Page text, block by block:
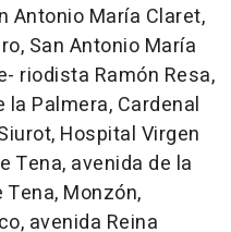
Antonio María Claret,
San Antonio María
riodista Ramón Resa,
la Palmera, Cardenal
Hospital Virgen
Tena, avenida de la
Monzón,
avenida Reina